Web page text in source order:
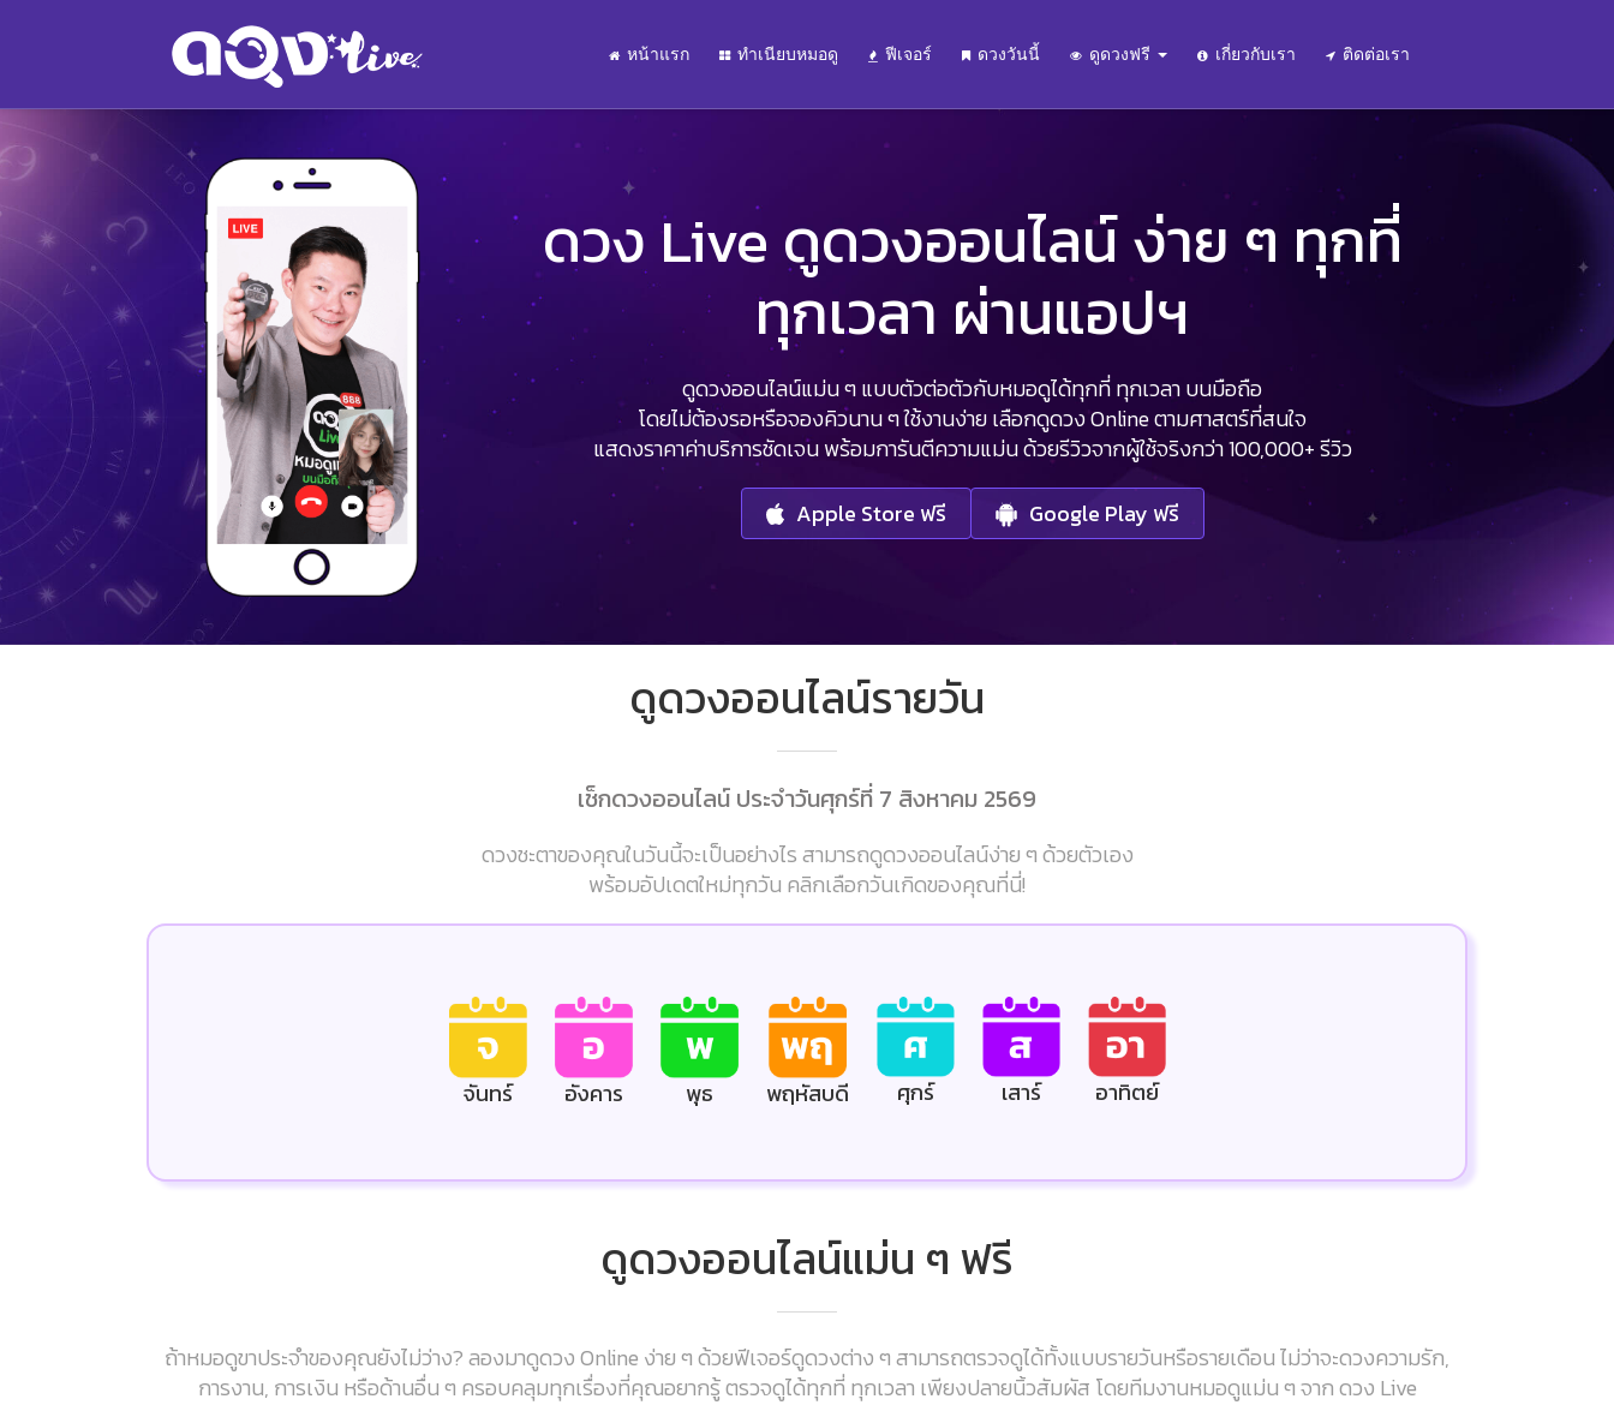
หน้าแรก ทำเนียบหมอดู ฟีเจอร์ ดวงวันนี้ ดูดวงฟรี เกี่ยวกับเรา ติดต่อเรา
ดวง Live ดูดวงออนไลน์ ง่าย ๆ ทุกที่
ทุกเวลา ผ่านแอปฯ
ดูดวงออนไลน์แม่น ๆ แบบตัวต่อตัวกับหมอดูได้ทุกที่ ทุกเวลา บนมือถือ
โดยไม่ต้องรอหรือจองคิวนาน ๆ ใช้งานง่าย เลือกดูดวง Online ตามศาสตร์ที่สนใจ
แสดงราคาค่าบริการชัดเจน พร้อมการันตีความแม่น ด้วยรีวิวจากผู้ใช้จริงกว่า 100,000+ รีวิว
Apple Store ฟรี
Google Play ฟรี
ดูดวงออนไลน์รายวัน
เช็กดวงออนไลน์ ประจำวันศุกร์ที่ 7 สิงหาคม 2569
ดวงชะตาของคุณในวันนี้จะเป็นอย่างไร สามารถดูดวงออนไลน์ง่าย ๆ ด้วยตัวเอง
พร้อมอัปเดตใหม่ทุกวัน คลิกเลือกวันเกิดของคุณที่นี่!
จันทร์ อังคาร พุธ พฤหัสบดี ศุกร์ เสาร์ อาทิตย์
ดูดวงออนไลน์แม่น ๆ ฟรี
ถ้าหมอดูขาประจำของคุณยังไม่ว่าง? ลองมาดูดวง Online ง่าย ๆ ด้วยฟีเจอร์ดูดวงต่าง ๆ สามารถตรวจดูได้ทั้งแบบรายวันหรือรายเดือน ไม่ว่าจะดวงความรัก,
การงาน, การเงิน หรือด้านอื่น ๆ ครอบคลุมทุกเรื่องที่คุณอยากรู้ ตรวจดูได้ทุกที่ ทุกเวลา เพียงปลายนิ้วสัมผัส โดยทีมงานหมอดูแม่น ๆ จาก ดวง Live